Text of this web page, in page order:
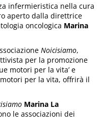
infermieristica nella cura
aperto dalla direttrice
oncologica Marina
Noicisiamo,
per la promozione
motori per la vita’ e
motori per la vita, offrirà il
Marina La
le associazioni dei